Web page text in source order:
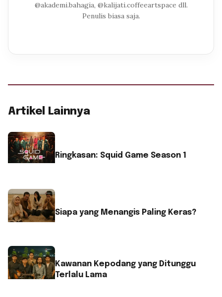
@akademi.bahagia, @kalijati.coffeeartspace dll.
Penulis biasa saja.
Artikel Lainnya
Ringkasan: Squid Game Season 1
Siapa yang Menangis Paling Keras?
Kawanan Kepodang yang Ditunggu
Terlalu Lama